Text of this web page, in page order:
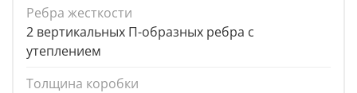
Ребра жесткости
2 вертикальных П-образных ребра с
утеплением
Толщина коробки